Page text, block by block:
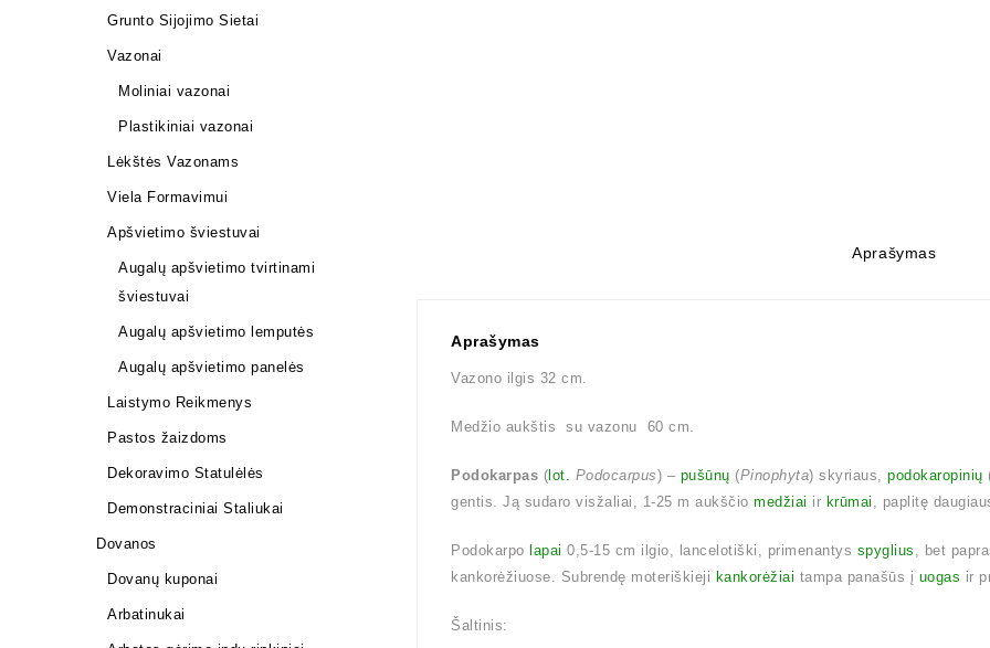
Aprašymas
Aprašymas
Vazono ilgis 32 cm.
Medžio aukštis su vazonu 60 cm.
Podokarpas (lot. Podocarpus) – pušūnų (Pinophyta) skyriaus, podokaropinių
gentis. Ją sudaro visžaliai, 1-25 m aukščio medžiai ir krūmai , paplitę
Podokarpo lapai 0,5-15 cm ilgio, lancelotiški, primenantys spyglius , bet
kankorėžiuose. Subrendę moteriškieji kankorėžiai tampa panašūs į uogas ir
Šaltinis:
Grunto Sijojimo Sietai
Vazonai
Moliniai vazonai
Plastikiniai vazonai
Lėkštės Vazonams
Viela Formavimui
Apšvietimo šviestuvai
Augalų apšvietimo tvirtinami
šviestuvai
Augalų apšvietimo lemputės
Augalų apšvietimo panelės
Laistymo Reikmenys
Pastos žaizdoms
Dekoravimo Statulėlės
Demonstraciniai Staliukai
Dovanos
Dovanų kuponai
Arbatinukai